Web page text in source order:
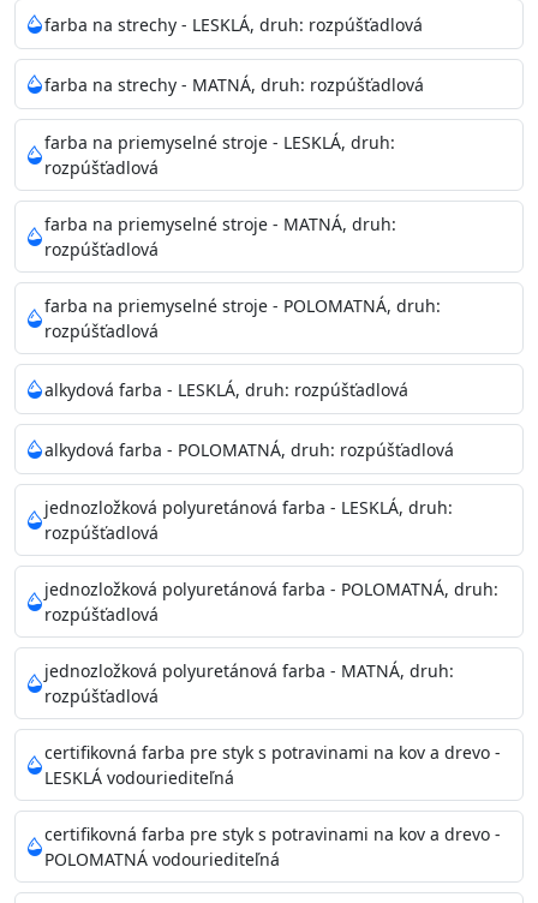
Neaplikujte pri teplote pod 5°C a nad teplotu 35°C alebo
pri relatívnej vlhkosti nad 80%.
Nepoužitá farba vyžaduje špeciálne zaobchádzanie na
bezpečnú likvidáciu.
Riedenie: do 10% vodou, podľa spôsobu aplikácie
Doba schnutia na dotyk
Doba na druhý náter: 3-4 hodiny
Balenie : 750ml, 1l, 3l, 9l, 15l
Výdatnosť na jednu vrstvu
Aplikácia: štetec, valček, striekacia pištoľ
Povrchová úprava: 1
Je možné tónovať v systéme Colorfull: áno
Merná hmotnosť : 1,54 ± 0,02 Kg / L (ISO 2811)
Čistenie: vodou
Príprava povrchu
Povrchy musia byť hladké, čisté, suché, zbavené prachu,
mastnoty, solí a materiálov so zlou priľnavosťou. Otvory
alebo trhliny vyplňte
akrylovým tmelom Acrylic putty, Visto alebo Acrylic light
putty a prebrúste. Nové alebo porézne povrchy natreté
menej kvalitnými farbami
vždy penetrujte. Odporúčané penetračné nátery
Acrylan Unco, Gypsum board alebo Vitex Primer 100% a
na škvrny použite Blanco eco
riediteľné vodou.
farba na strechy - LESKLÁ, druh: rozpúšťadlová
farba na strechy - MATNÁ, druh: rozpúšťadlová
farba na priemyselné stroje - LESKLÁ, druh:
rozpúšťadlová
farba na priemyselné stroje - MATNÁ, druh:
rozpúšťadlová
farba na priemyselné stroje - POLOMATNÁ, druh:
rozpúšťadlová
alkydová farba - LESKLÁ, druh: rozpúšťadlová
alkydová farba - POLOMATNÁ, druh: rozpúšťadlová
jednozložková polyuretánová farba - LESKLÁ, druh:
rozpúšťadlová
jednozložková polyuretánová farba - POLOMATNÁ, druh:
rozpúšťadlová
jednozložková polyuretánová farba - MATNÁ, druh:
rozpúšťadlová
certifikovná farba pre styk s potravinami na kov a drevo -
LESKLÁ vodouriediteľná
certifikovná farba pre styk s potravinami na kov a drevo -
POLOMATNÁ vodouriediteľná